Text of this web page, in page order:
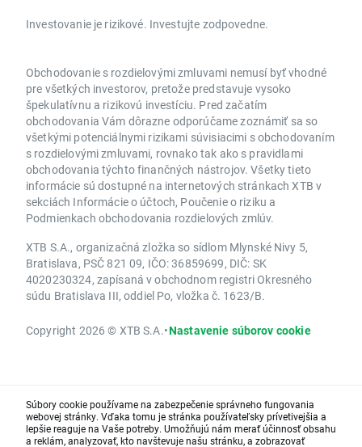
Investovanie je rizikové. Investujte zodpovedne.
Obchodovanie s rozdielovými zmluvami nemusí byť vhodné
pre všetkých investorov, pretože predstavuje vysoko
špekulatívnu a rizikovú investíciu. Pred začatím
obchodovania Vám dôrazne odporúčame zoznámiť sa so
všetkými potenciálnymi rizikami súvisiacimi s obchodovaním
s rozdielovými zmluvami, rovnako tak ako s pravidlami
obchodovania týchto finančných nástrojov. Všetky tieto
informácie sú dostupné na internetových stránkach XTB v
sekciách Informácie o účtoch, Poučenie o riziku a
Podmienkach obchodovania rozdielových zmlúv.
XTB S.A., organizačná zložka so sídlom Mlynské Nivy 5,
Bratislava, PSČ 821 09, IČO: 36859699, DIČ: SK
4020230324, zapísaná v obchodnom registri Okresného
súdu Bratislava III, oddiel Po, vložka č. 1623/B.
Copyright 2026 © XTB S.A.•Nastavenie súborov cookie
Súbory cookie používame na zabezpečenie správneho fungovania
webovej stránky. Vďaka tomu je stránka používateľsky prívetivejšia a
lepšie reaguje na Vaše potreby. Umožňujú nám merať účinnosť obsahu
a reklám, analyzovať, kto navštevuje našu stránku, a zobrazovať